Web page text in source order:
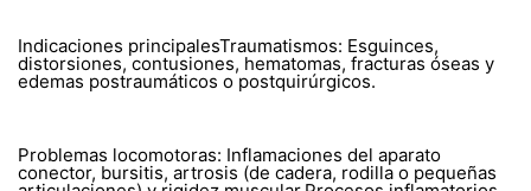
Indicaciones principalesTraumatismos: Esguinces,
distorsiones, contusiones, hematomas, fracturas óseas y
edemas postraumáticos o postquirúrgicos.
Problemas locomotoras: Inflamaciones del aparato
conector, bursitis, artrosis (de cadera, rodilla o pequeñas